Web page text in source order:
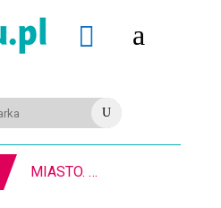
 a
U